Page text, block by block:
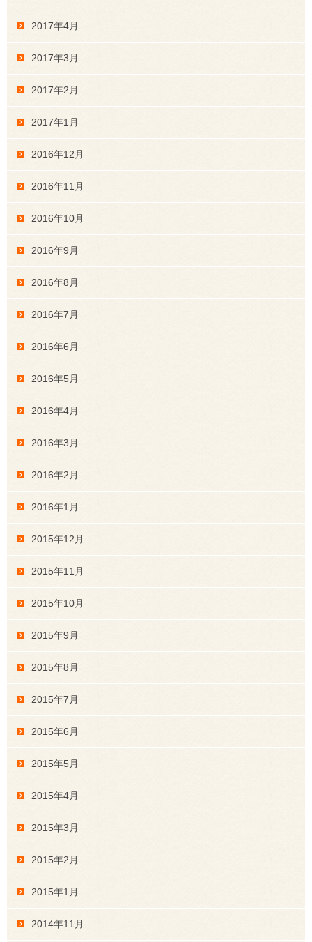
2017年4月
2017年3月
2017年2月
2017年1月
2016年12月
2016年11月
2016年10月
2016年9月
2016年8月
2016年7月
2016年6月
2016年5月
2016年4月
2016年3月
2016年2月
2016年1月
2015年12月
2015年11月
2015年10月
2015年9月
2015年8月
2015年7月
2015年6月
2015年5月
2015年4月
2015年3月
2015年2月
2015年1月
2014年11月